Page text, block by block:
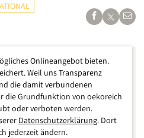
Onlineangebot bieten.
Weil uns Transparenz
die damit verbundenen
die Grundfunktion von oekoreich
oder verboten werden.
Datenschutzerklärung. Dort
jederzeit ändern.